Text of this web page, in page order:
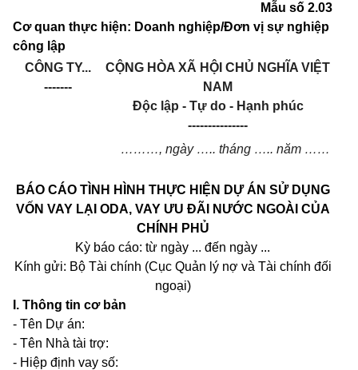
Mẫu số 2.03
Cơ quan thực hiện: Doanh nghiệp/Đơn vị sự nghiệp
công lập
CÔNG TY...
-------
CỘNG HÒA XÃ HỘI CHỦ NGHĨA VIỆT
NAM
Độc lập - Tự do - Hạnh phúc
---------------
………, ngày ….. tháng ….. năm ……
BÁO CÁO TÌNH HÌNH THỰC HIỆN DỰ ÁN SỬ DỤNG
VỐN VAY LẠI ODA, VAY ƯU ĐÃI NƯỚC NGOÀI CỦA
CHÍNH PHỦ
Kỳ báo cáo: từ ngày ... đến ngày ...
Kính gửi: Bộ Tài chính (Cục Quản lý nợ và Tài chính đối
ngoại)
I. Thông tin cơ bản
- Tên Dự án:
- Tên Nhà tài trợ:
- Hiệp định vay số: